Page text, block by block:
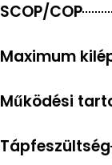
SCOP/COP
Maximum
Működési
Tápfeszültség